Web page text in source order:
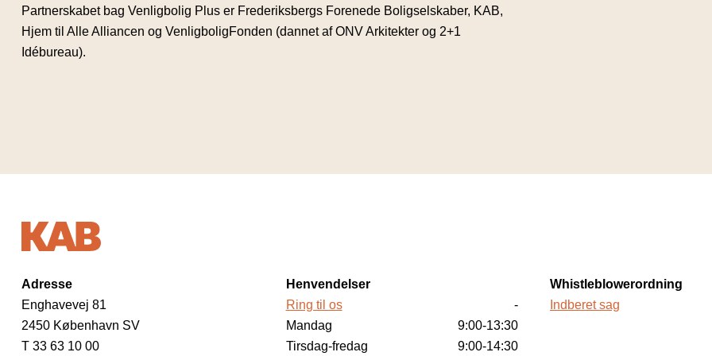
Partnerskabet bag Venligbolig Plus er Frederiksbergs Forenede Boligselskaber, KAB,
Hjem til Alle Alliancen og VenligboligFonden (dannet af ONV Arkitekter og 2+1
Idébureau).
Adresse
Enghavevej 81
2450 København SV
T 33 63 10 00
Henvendelser
Ring til os
-
Mandag
9:00-13:30
Tirsdag-fredag
9:00-14:30
Whistleblowerordning
Indberet sag